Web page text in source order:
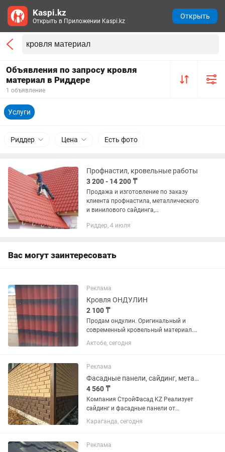
Объявления по запросу кровля
материал в Риддере
1 объявление
Услуги
Риддер Цена Есть фото
Профнастил, кровельные работы
3 200 - 14 200 ₸
Продажа и изготовление по заказу
клиента профнастила, металлического
и винилового сайдинга,
металлочерепицы и доборных
Риддер, 4 июля
Вас могут заинтересовать
Реклама
Кровля ОНДУЛИН
2 100 ₸
Продам ондулин. Оригинальный и
современный кровельный материал.
Не гремит при дожде, не нагревается
на солнце, лёгкий монтаж. Доставка и
Актобе, сегодня
Реклама
Фасадные панели, сайдинг, металлочерепица, проф. Лист мягкая кровля
4 560 ₸
Компания СтройФасад KZ Реализует
сайдинг и фасадные панели от
Немецких, Белорусских, Российских
производителей. Металлический
Кровельные материалы...
Караганда, сегодня
Реклама
Kaspi.kz
Открыть в Приложении Kaspi.kz
Открыть